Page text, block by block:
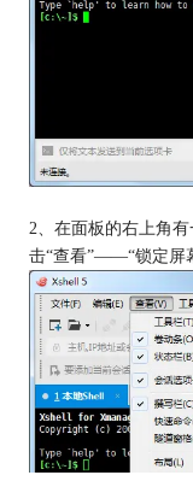
2、在面板的右上角
击“查看”——“锁定屏